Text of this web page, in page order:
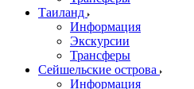
Таиланд
Информация
Экскурсии
Трансферы
Сейшельские острова
Информация